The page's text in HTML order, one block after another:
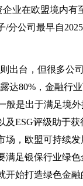
业在欧盟境内有
/分公司最早自
出台，但很多公
达80%，金融行业
般是出于满足境外
及ESG评级助于获
场，欧盟可持续发
满足银保行业绿色
始打造绿色金融